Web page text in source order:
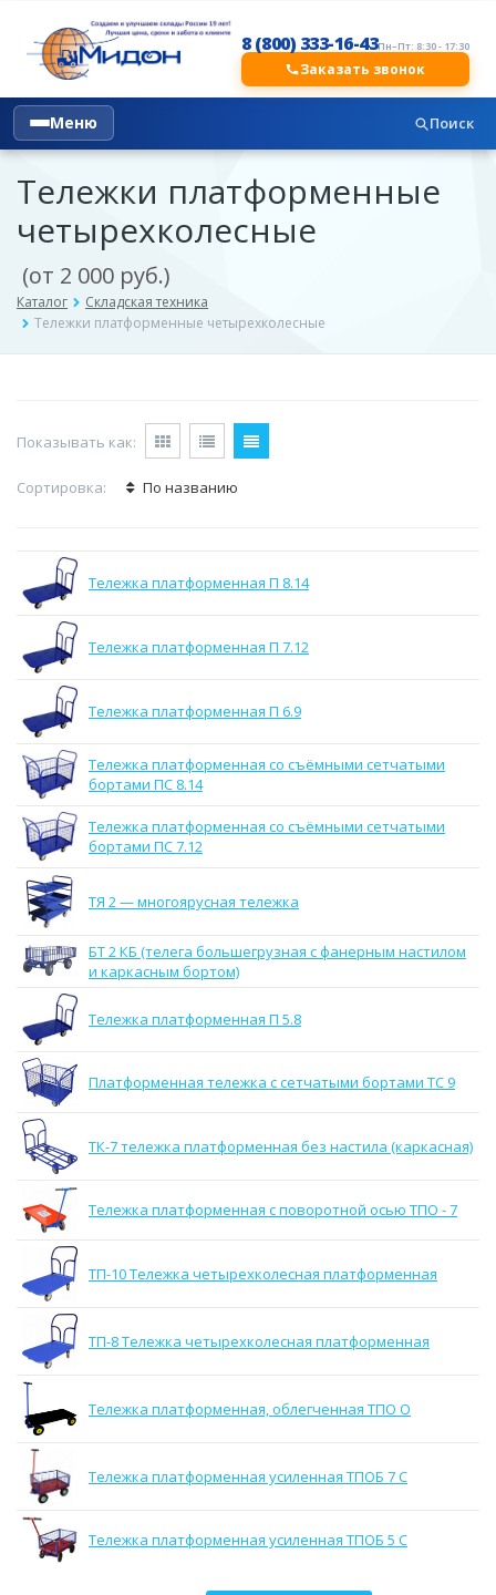
8 (800) 333-16-43Пн–Пт: 8:30 - 17:30
Заказать звонок
Меню Поиск
Тележки платформенные
четырехколесные
(от 2 000 руб.)
Каталог
Складская техника
Тележки платформенные четырехколесные
Показывать как:
Сортировка: По названию
Тележка платформенная П 8.14
Тележка платформенная П 7.12
Тележка платформенная П 6.9
Тележка платформенная со съёмными сетчатыми
бортами ПС 8.14
Тележка платформенная со съёмными сетчатыми
бортами ПС 7.12
ТЯ 2 — многоярусная тележка
БТ 2 КБ (телега большегрузная с фанерным настилом
и каркасным бортом)
Тележка платформенная П 5.8
Платформенная тележка с сетчатыми бортами ТС 9
ТК-7 тележка платформенная без настила (каркасная)
Тележка платформенная с поворотной осью ТПО - 7
ТП-10 Тележка четырехколесная платформенная
ТП-8 Тележка четырехколесная платформенная
Тележка платформенная, облегченная ТПО О
Тележка платформенная усиленная ТПОБ 7 С
Тележка платформенная усиленная ТПОБ 5 С